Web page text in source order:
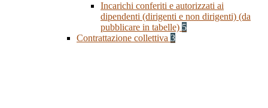
Incarichi conferiti e autorizzati ai
dipendenti (dirigenti e non dirigenti) (da
pubblicare in tabelle) 5
Contrattazione collettiva 3